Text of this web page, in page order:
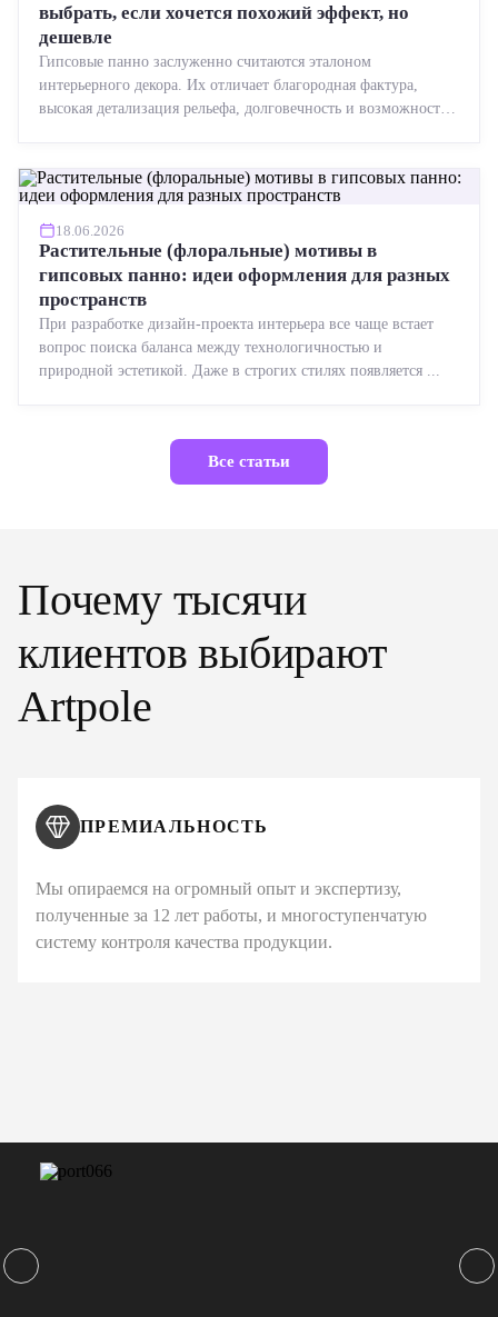
выбрать, если хочется похожий эффект, но
дешевле
Гипсовые панно заслуженно считаются эталоном
интерьерного декора. Их отличает благородная фактура,
высокая детализация рельефа, долговечность и возможность
18.06.2026
Растительные (флоральные) мотивы в
гипсовых панно: идеи оформления для разных
пространств
При разработке дизайн-проекта интерьера все чаще встает
вопрос поиска баланса между технологичностью и
природной эстетикой. Даже в строгих стилях появляется ...
Все статьи
Почему тысячи
клиентов выбирают
Artpole
ПРЕМИАЛЬНОСТЬ
Мы опираемся на огромный опыт и экспертизу,
полученные за 12 лет работы, и многоступенчатую
систему контроля качества продукции.